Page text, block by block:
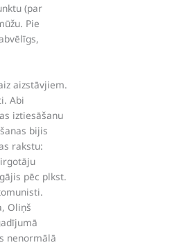
(par
Pie
aizstāvjiem.
Abi
iztiesāšanu
bijis
rakstu:
pēc plkst.
Oliņš
nenormālā